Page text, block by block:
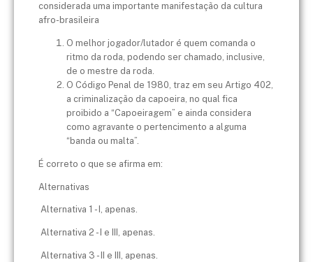
considerada uma importante manifestação da cultura
afro-brasileira
O melhor jogador/lutador é quem comanda o
ritmo da roda, podendo ser chamado, inclusive,
de o mestre da roda.
O Código Penal de 1980, traz em seu Artigo 402,
a criminalização da capoeira, no qual fica
proibido a “Capoeiragem” e ainda considera
como agravante o pertencimento a alguma
“banda ou malta”.
É correto o que se afirma em:
Alternativas
Alternativa 1 - I, apenas.
Alternativa 2 - I e III, apenas.
Alternativa 3 - II e III, apenas.